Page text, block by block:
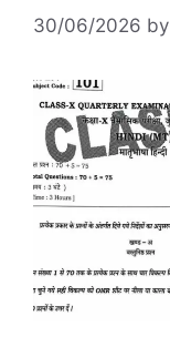
30/06/2026 by